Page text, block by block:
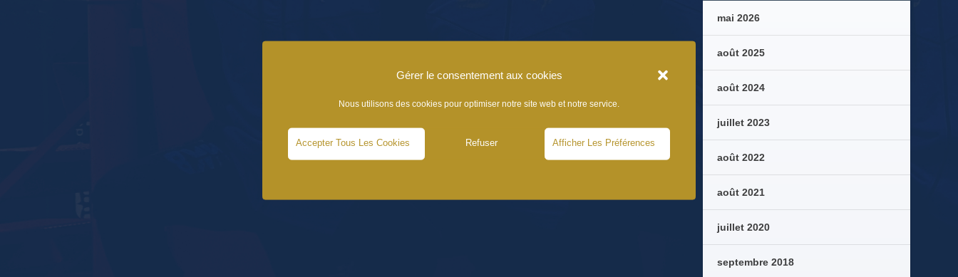
Gérer le consentement aux cookies
Nous utilisons des cookies pour optimiser notre site web et notre service.
Accepter Tous Les Cookies Refuser Afficher Les Préférences
mai 2026
août 2025
août 2024
juillet 2023
août 2022
août 2021
juillet 2020
septembre 2018